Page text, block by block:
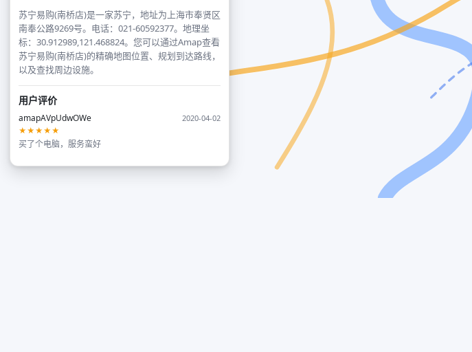
苏宁易购(南桥店)是一家苏宁，地址为上海市奉贤区
南奉公路9269号。电话：021-60592377。地理坐
标：30.912989,121.468824。您可以通过Amap查看
苏宁易购(南桥店)的精确地图位置、规划到达路线，
以及查找周边设施。
用户评价
amapAVpUdwOWe
2020-04-02
★★★★★
买了个电脑，服务蛮好